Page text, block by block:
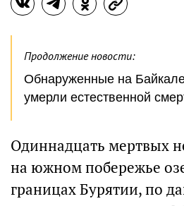
Продолжение новости:
Обнаруженные на
умерли естественной
Одиннадцать мертвых
на южном побережье
границах Бурятии, по